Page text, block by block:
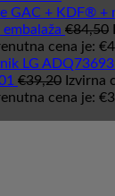
GAC + KDF® +
€84,50
cena je:
€39,20 Izvirna
cena je: